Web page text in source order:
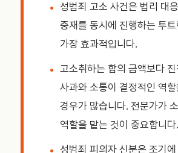
성범죄 고소 사건은 법리 대
중재를 동시에 진행하는 투트
가장 효과적입니다.
고소취하는 합의 금액보다
사과와 소통이 결정적인 역
경우가 많습니다. 전문가가
역할을 맡는 것이 중요합니다.
성범죄 피의자 신분은 조기